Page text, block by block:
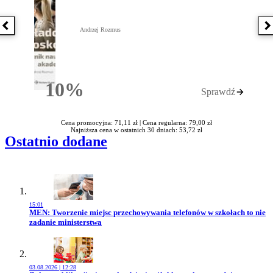
Poprzednia książka
10%Rabatu
Andrzej Rozmus
Sprawdź
Cena promocyjna: 71,11 zł | Cena regularna: 79,00 zł
Najniższa cena w ostatnich 30 dniach: 53,72 zł
Ostatnio dodane
15:01
Przejdź do artykułu:
MEN: Tworzenie miejsc przechowywania telefonów w szkołach to nie
zadanie ministerstwa
03.08.2026 | 12:28